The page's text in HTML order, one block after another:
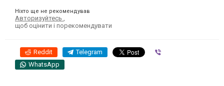
Ніхто ще не рекомендував
Авторизуйтесь
щоб оцінити і порекомендувати
Reddit Telegram
WhatsApp